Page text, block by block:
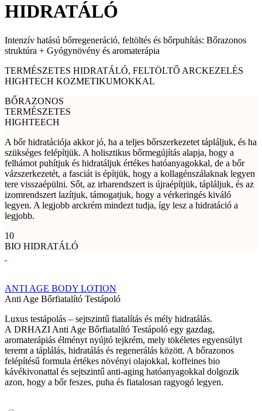
HIDRATÁLÓ
Intenzív hatású bőrregeneráció, feltöltés és bőrpuhítás: Bőrazonos
struktúra + Gyógynövény és aromaterápia
TERMÉSZETES HIDRATÁLÓ, FELTÖLTŐ ARCKEZELÉS
HIGHTECH KOZMETIKUMOKKAL
BŐRAZONOS
TERMÉSZETES
HIGHTEECH
A bőr hidratációja akkor jó, ha a teljes bőrszerkezetet tápláljuk, és ha
szükséges felépítjük. A holisztikus bőrmegújítás alapja, hogy a
felhámot puhítjuk és hidratáljuk értékes hatóanyagokkal, de a bőr
vázszerkezetét, a fasciát is építjük, hogy a kollagénszálaknak legyen
tere visszaépülni. Sőt, az irharendszert is újraépítjük, tápláljuk, és az
izomrendszert lazítjuk, támogatjuk, hogy a vérkeringés kiváló
legyen. A legjobb arckrém mindezt tudja, így lesz a hidratáció a
legjobb.
10
BIO HIDRATÁLÓ
ANTI AGE BODY LOTION
Anti Age Bőrfiatalító Testápoló
Luxus testápolás – sejtszintű fiatalítás és mély hidratálás.
A DRHAZI Anti Age Bőrfiatalító Testápoló egy gazdag,
aromaterápiás élményt nyújtó tejkrém, mely tökéletes egyensúlyt
teremt a táplálás, hidratálás és regenerálás között. A bőrazonos
felépítésű formula értékes növényi olajokkal, koffeines bio
kávékivonattal és sejtszintű anti-aging hatóanyagokkal dolgozik
azon, hogy a bőr feszes, puha és fiatalosan ragyogó legyen.